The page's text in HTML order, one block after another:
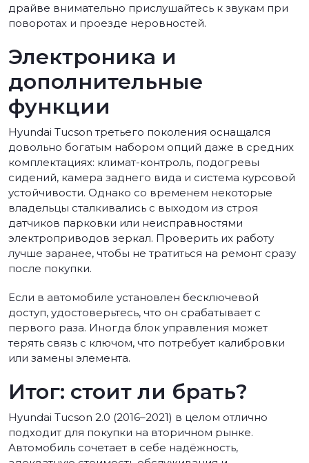
драйве внимательно прислушайтесь к звукам при
поворотах и проезде неровностей.
Электроника и
дополнительные
функции
Hyundai Tucson третьего поколения оснащался
довольно богатым набором опций даже в средних
комплектациях: климат-контроль, подогревы
сидений, камера заднего вида и система курсовой
устойчивости. Однако со временем некоторые
владельцы сталкивались с выходом из строя
датчиков парковки или неисправностями
электроприводов зеркал. Проверить их работу
лучше заранее, чтобы не тратиться на ремонт сразу
после покупки.
Если в автомобиле установлен бесключевой
доступ, удостоверьтесь, что он срабатывает с
первого раза. Иногда блок управления может
терять связь с ключом, что потребует калибровки
или замены элемента.
Итог: стоит ли брать?
Hyundai Tucson 2.0 (2016–2021) в целом отлично
подходит для покупки на вторичном рынке.
Автомобиль сочетает в себе надёжность,